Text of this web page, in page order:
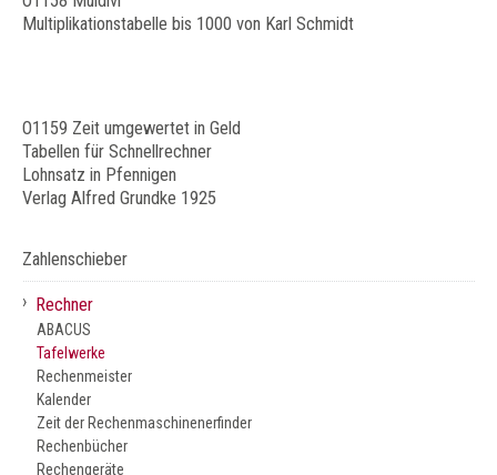
Multiplikationstabelle bis 1000 von Karl Schmidt
O1159 Zeit umgewertet in Geld
Tabellen für Schnellrechner
Lohnsatz in Pfennigen
Verlag Alfred Grundke 1925
Zahlenschieber
› Rechner
ABACUS
Tafelwerke
Rechenmeister
Kalender
Zeit der Rechenmaschinenerfinder
Rechenbücher
Rechengeräte